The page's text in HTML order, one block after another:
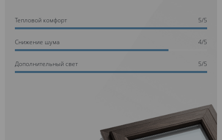
Тепловой комфорт 5/5
Cнижение шума 4/5
Дополнительный свет 5/5